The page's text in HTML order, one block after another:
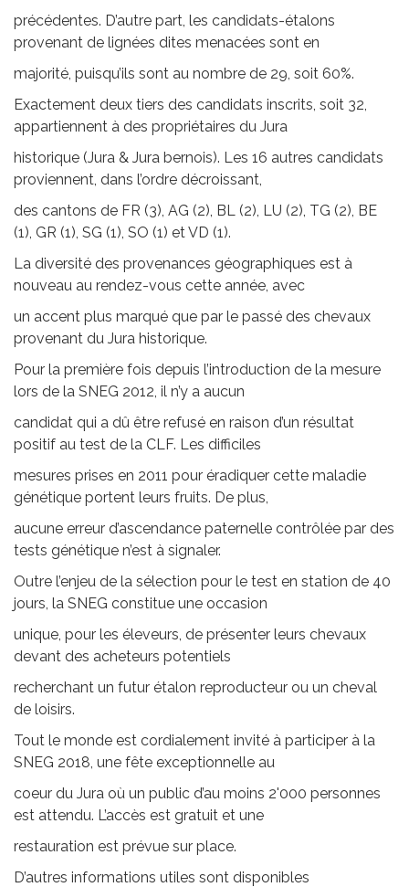
précédentes. D’autre part, les candidats-étalons
provenant de lignées dites menacées sont en
majorité, puisqu’ils sont au nombre de 29, soit 60%.
Exactement deux tiers des candidats inscrits, soit 32,
appartiennent à des propriétaires du Jura
historique (Jura & Jura bernois). Les 16 autres candidats
proviennent, dans l’ordre décroissant,
des cantons de FR (3), AG (2), BL (2), LU (2), TG (2), BE
(1), GR (1), SG (1), SO (1) et VD (1).
La diversité des provenances géographiques est à
nouveau au rendez-vous cette année, avec
un accent plus marqué que par le passé des chevaux
provenant du Jura historique.
Pour la première fois depuis l’introduction de la mesure
lors de la SNEG 2012, il n’y a aucun
candidat qui a dû être refusé en raison d’un résultat
positif au test de la CLF. Les difficiles
mesures prises en 2011 pour éradiquer cette maladie
génétique portent leurs fruits. De plus,
aucune erreur d’ascendance paternelle contrôlée par des
tests génétique n’est à signaler.
Outre l’enjeu de la sélection pour le test en station de 40
jours, la SNEG constitue une occasion
unique, pour les éleveurs, de présenter leurs chevaux
devant des acheteurs potentiels
recherchant un futur étalon reproducteur ou un cheval
de loisirs.
Tout le monde est cordialement invité à participer à la
SNEG 2018, une fête exceptionnelle au
coeur du Jura où un public d’au moins 2'000 personnes
est attendu. L’accès est gratuit et une
restauration est prévue sur place.
D’autres informations utiles sont disponibles